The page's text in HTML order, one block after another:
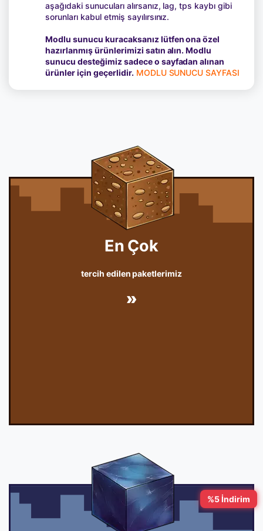
aşağıdaki sunucuları alırsanız, lag, tps kaybı gibi
sorunları kabul etmiş sayılırsınız.
Modlu sunucu kuracaksanız lütfen ona özel
hazırlanmış ürünlerimizi satın alın. Modlu
sunucu desteğimiz sadece o sayfadan alınan
ürünler için geçerlidir. MODLU SUNUCU SAYFASI
En Çok
tercih edilen paketlerimiz
»
%5 İndirim